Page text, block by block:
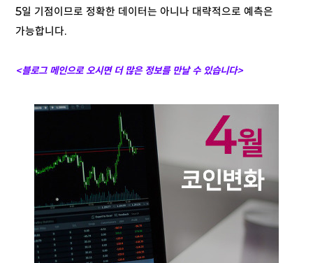
5일 기점이므로 정확한 데이터는 아니나 대략적으로 예측은
가능합니다.
<블로그 메인으로 오시면 더 많은 정보를 만날 수 있습니다>